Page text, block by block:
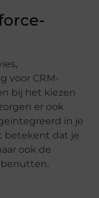
voor CRM-
bij het kiezen
er ook
in je
betekent dat je
ook de